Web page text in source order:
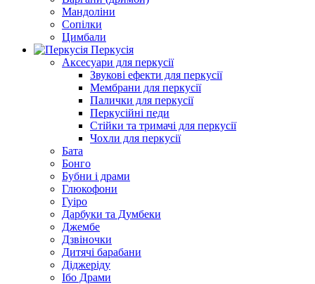
Мандоліни
Сопілки
Цимбали
Перкусія
Аксесуари для перкусії
Звукові ефекти для перкусії
Мембрани для перкусії
Палички для перкусії
Перкусійні педи
Стійки та тримачі для перкусії
Чохли для перкусії
Бата
Бонго
Бубни і драми
Глюкофони
Гуіро
Дарбуки та Думбеки
Джембе
Дзвіночки
Дитячі барабани
Діджеріду
Ібо Драми